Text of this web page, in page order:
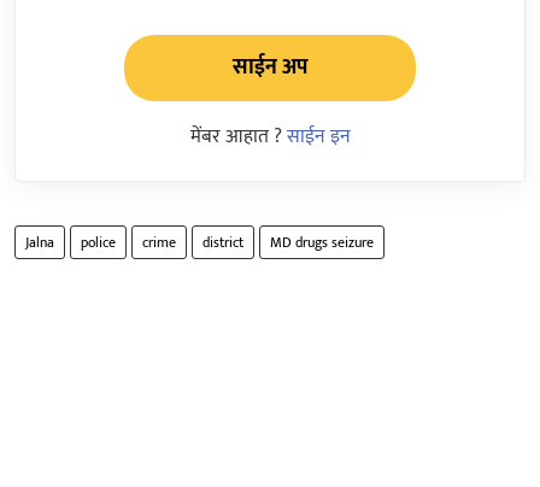
साईन अप
मेंबर आहात ?साईन इन
Jalna police crime district MD drugs seizure